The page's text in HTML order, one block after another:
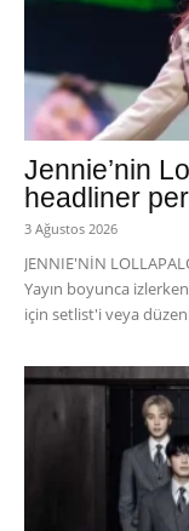
Jennie’nin
headliner
3 Ağustos 2026
JENNIE'NİN
Yayın boyunca
için setlist'i veya